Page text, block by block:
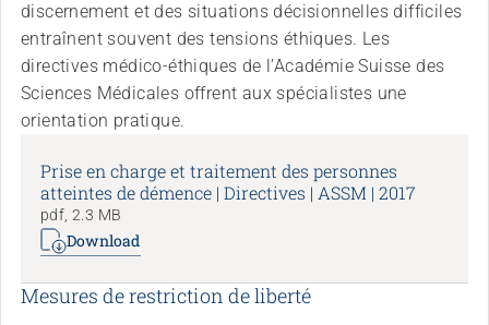
discernement et des situations décisionnelles difficiles
entraînent souvent des tensions éthiques. Les
directives médico-éthiques de l’Académie Suisse des
Sciences Médicales offrent aux spécialistes une
orientation pratique.
Prise en charge et traitement des personnes
atteintes de démence | Directives | ASSM | 2017
pdf, 2.3 MB
Download
Mesures de restriction de liberté